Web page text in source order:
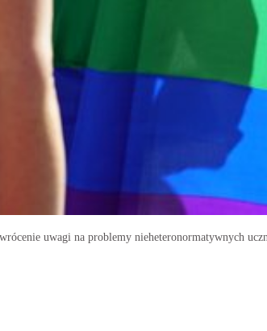
uwagi na problemy nieheteronormatywnych